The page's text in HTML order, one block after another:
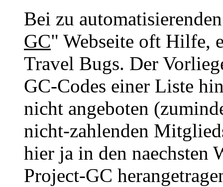
Bei zu
GC" Webseite oft Hilfe,
Travel Bugs. Der
GC-Codes einer Liste
nicht angeboten
nicht-zahlenden
hier ja in den naechsten
Project-GC